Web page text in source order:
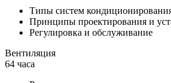
Типы систем
Принципы проектирования и
Регулировка и обслуживание
Вентиляция
64 часа